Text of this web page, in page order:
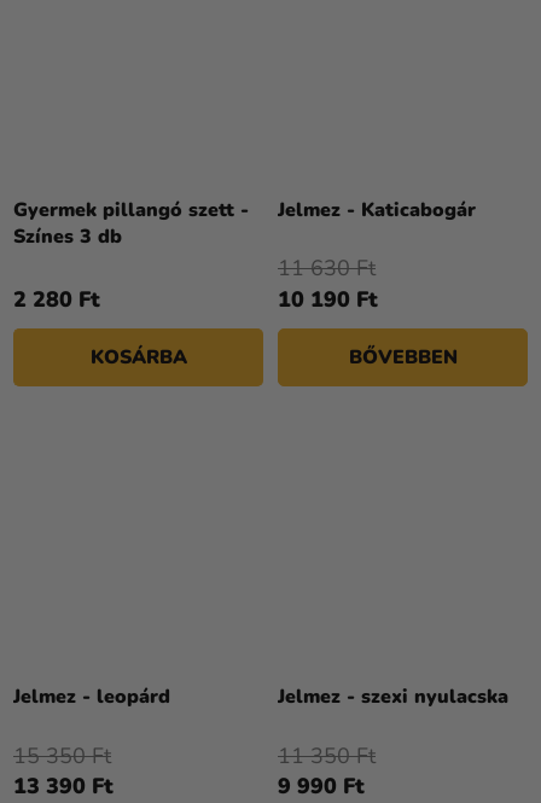
Gyermek pillangó szett -
Színes 3 db
2 280 Ft
KOSÁRBA
Jelmez - Katicabogár
10 190 Ft
11 630 Ft
BŐVEBBEN
Jelmez - leopárd
13 390 Ft
15 350 Ft
Jelmez - szexi nyulacska
termék
átlagos
9 990 Ft
11 350 Ft